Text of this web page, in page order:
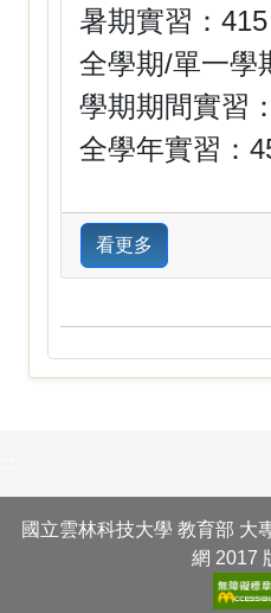
暑期實習：
全學期/單一學
學期期間實習
全學年實習：
看更多
國立雲林科技大學 教育部 大
網 2017